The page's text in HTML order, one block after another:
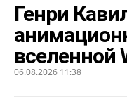
Генри
вселенной
06.08.2026 11:38